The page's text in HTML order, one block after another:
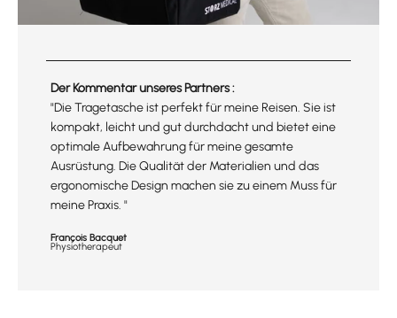
Der Kommentar unseres Partners :
"Die Tragetasche ist perfekt für meine Reisen. Sie ist
kompakt, leicht und gut durchdacht und bietet eine
optimale Aufbewahrung für meine gesamte
Ausrüstung. Die Qualität der Materialien und das
ergonomische Design machen sie zu einem Muss für
meine Praxis. "
François Bacquet
Physiotherapeut